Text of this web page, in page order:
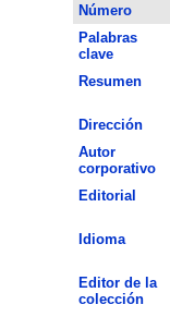
Número
Palabras
clave
Resumen
Dirección
Autor
corporativo
Editorial
Idioma
Editor de la
colección